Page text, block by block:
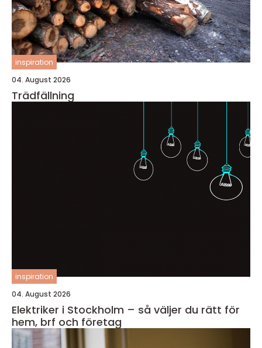
inspiration
04. August 2026
Trädfällning
inspiration
04. August 2026
Elektriker i Stockholm – så väljer du rätt för
hem, brf och företag